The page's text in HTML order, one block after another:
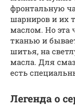
фронтальную
шарниров и их
маслом. Но эта
тканью и
шитья, на
масла. Для
есть
Легенда о